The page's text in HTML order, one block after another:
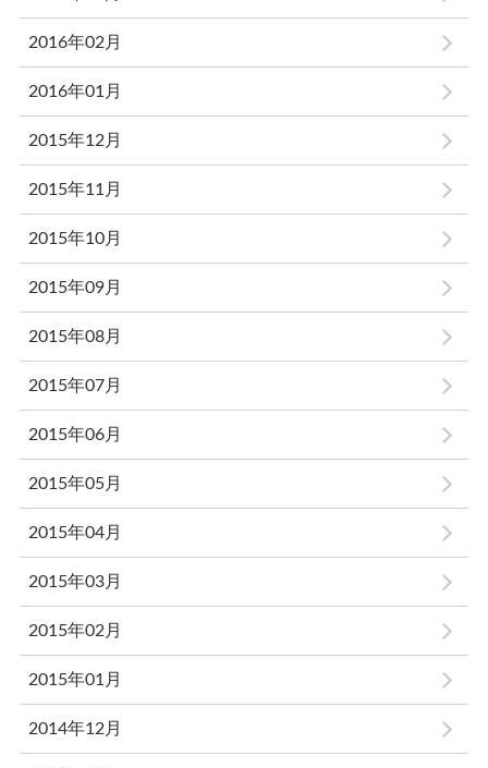
2016年02月
2016年01月
2015年12月
2015年11月
2015年10月
2015年09月
2015年08月
2015年07月
2015年06月
2015年05月
2015年04月
2015年03月
2015年02月
2015年01月
2014年12月